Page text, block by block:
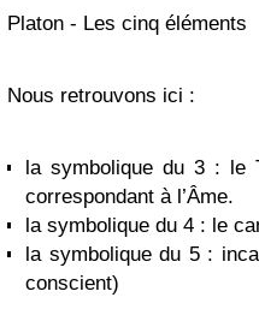
Platon - Les cinq éléments
Nous retrouvons ici :
la symbolique du 3 : le
correspondant à l’Âme.
la symbolique du 4 : le
la symbolique du 5 :
conscient)